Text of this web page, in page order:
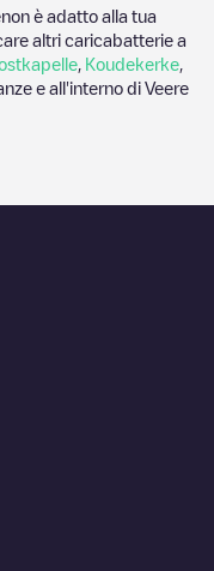
non è adatto alla tua
altri caricabatterie a
Koudekerke
e all'interno di Veere